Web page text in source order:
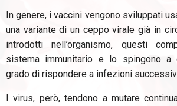
In genere, i vaccini vengono sviluppati
una variante di un ceppo virale già in
introdotti nell’organismo, questi
sistema immunitario e lo spingono a
grado di rispondere a infezioni
I virus, però, tendono a mutare